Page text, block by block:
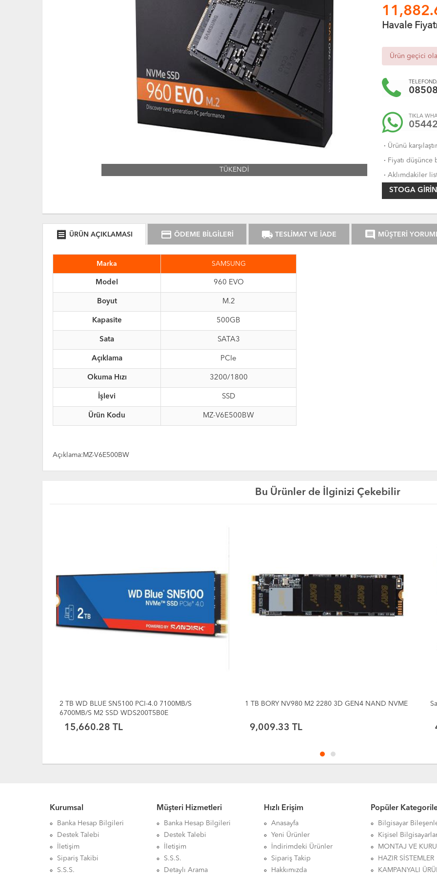
TÜKENDİ
Havale
Ürün geçici
TIKLA
· Ürünü
· Fiyatı düşünce
· Aklımdakiler
STOGA
receipt ÜRÜN AÇIKLAMASI credit_card ÖDEME BİLGİLERİ local_shipping TESLİMAT VE İADE comment MÜŞTERİ
Marka SAMSUNG
Model 960 EVO
Boyut M.2
Kapasite 500GB
Sata SATA3
Açıklama PCIe
Okuma Hızı 3200/1800
İşlevi SSD
Ürün Kodu MZ-V6E500BW
Açıklama:MZ-V6E500BW
Bu Ürünler de İlginizi Çekebilir
1 TB BORY NV980 M2 2280 3D GEN4 NAND NVME
9,009.33 TL
Samsung 870 Evo 2TB 2.5" SATA SSD (560-530MB/s)
42,352.90 TL
4
Kurumsal
Banka Hesap Bilgileri
Destek Talebi
İletişim
Sipariş Takibi
S.S.S.
Müşteri Hizmetleri
Banka Hesap Bilgileri
Destek Talebi
İletişim
S.S.S.
Detaylı Arama
Hızlı Erişim
Anasayfa
Yeni Ürünler
İndirimdeki Ürünler
Sipariş Takip
Hakkımızda
Popüler
Bilgisayar
Kişisel
MONTAJ VE
HAZIR SİSTEMLER
KAMPANYALI